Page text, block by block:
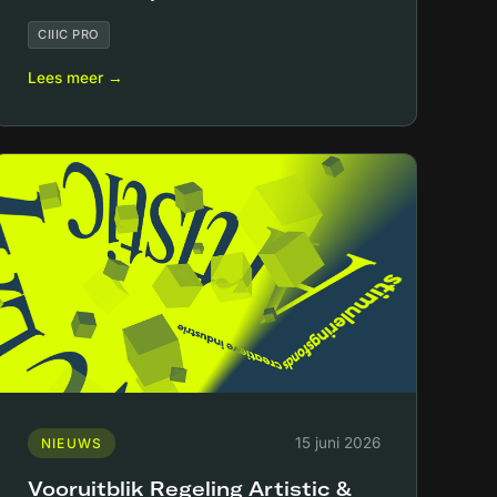
CIIIC PRO
Lees meer →
NIEUWS 15 juni 2026
Vooruitblik Regeling Artistic &